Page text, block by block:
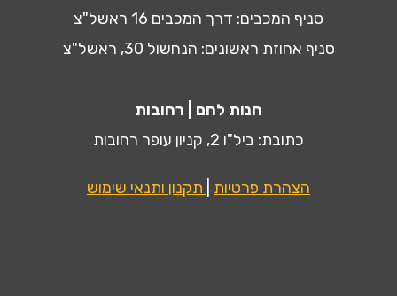
סניף המכבים: דרך המכבים 16 ראשל"צ
סניף אחוזת ראשונים: הנחשול 30, ראשל"צ
חנות לחם | רחובות
כתובת: ביל"ו 2, קניון עופר רחובות
הצהרת פרטיות תקנון ותנאי שימוש